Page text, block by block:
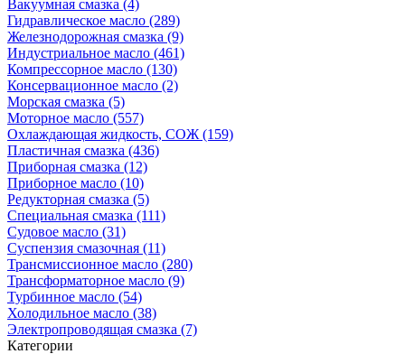
Вакуумная смазка (4)
Гидравлическое масло (289)
Железнодорожная смазка (9)
Индустриальное масло (461)
Компрессорное масло (130)
Консервационное масло (2)
Морская смазка (5)
Моторное масло (557)
Охлаждающая жидкость, СОЖ (159)
Пластичная смазка (436)
Приборная смазка (12)
Приборное масло (10)
Редукторная смазка (5)
Специальная смазка (111)
Судовое масло (31)
Суспензия смазочная (11)
Трансмиссионное масло (280)
Трансформаторное масло (9)
Турбинное масло (54)
Холодильное масло (38)
Электропроводящая смазка (7)
Категории